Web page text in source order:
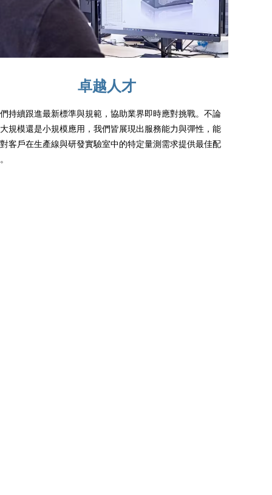
卓越人才
持續跟進最新標準與規範，協助業界即時應對挑戰。不論
規模還是小規模應用，我們皆展現出服務能力與彈性，能
客戶在生產線與研發實驗室中的特定量測需求提供最佳配